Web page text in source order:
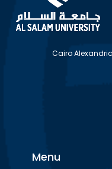
Cairo
Menu